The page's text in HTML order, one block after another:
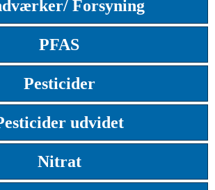
Forsyning
PFAS
Pesticider
udvidet
Nitrat